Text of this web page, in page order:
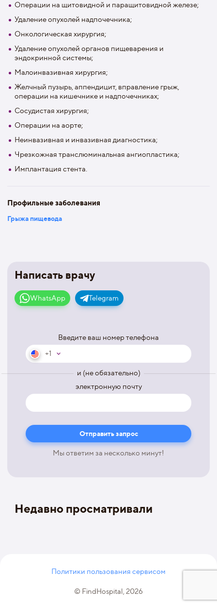
Написать врачу
WhatsApp Telegram
Введите ваш номер телефона
+1
и (не обязательно)
электронную почту
Мы ответим за несколько минут!
Операции на щитовидной и паращитовидной железе;
Удаление опухолей надпочечника;
Онкологическая хирургия;
Удаление опухолей органов пищеварения и
эндокринной системы;
Малоинвазивная хирургия;
Желчный пузырь, аппендицит, вправление грыж,
операции на кишечнике и надпочечниках;
Сосудистая хирургия;
Операции на аорте;
Неинвазивная и инвазивная диагностика;
Чрезкожная транслюминальная ангиопластика;
Имплантация стента.
Профильные заболевания
Грыжа пищевода
Недавно просматривали
Политики пользования сервисом
© FindHospital, 2026